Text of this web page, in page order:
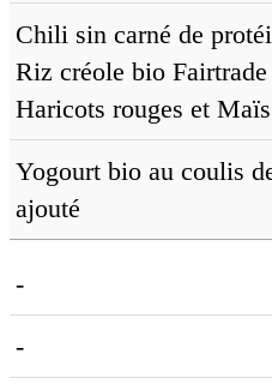
Chili sin carné de
Riz créole bio Fairtrade
Haricots rouges et
Yogourt bio au coulis
ajouté
-
-